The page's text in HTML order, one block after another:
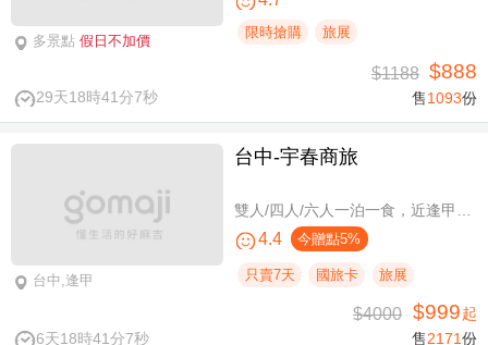
多景點 假日不加價
限時搶購 旅展
29天18時41分7秒
$1188 $888
售1093份
台中,逢甲
台中-宇春商旅
4.4 今贈點5%
只賣7天 國旅卡 旅展
6天18時41分7秒
$4000 $999起
售2171份